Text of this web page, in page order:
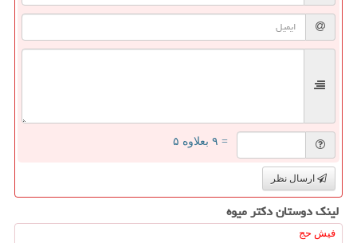
= ۹ بعلاوه ۵
ارسال نظر
لینک دوستان دكتر میوه
فیش حج